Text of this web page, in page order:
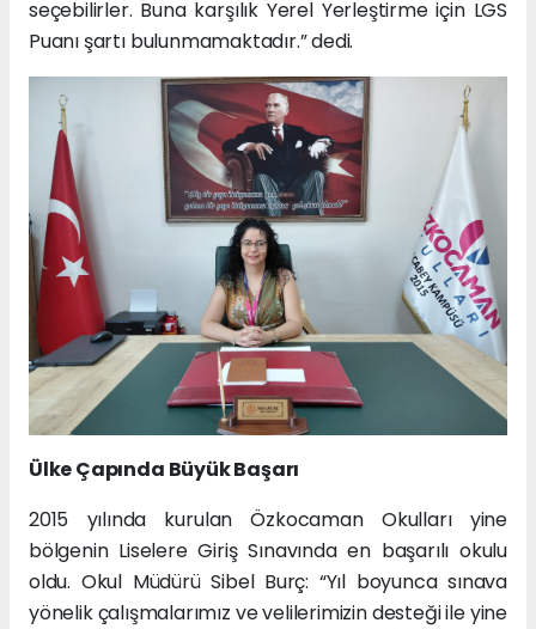
seçebilirler. Buna karşılık Yerel Yerleştirme için LGS
Puanı şartı bulunmamaktadır.” dedi.
Ülke Çapında Büyük Başarı
2015 yılında kurulan Özkocaman Okulları yine
bölgenin Liselere Giriş Sınavında en başarılı okulu
oldu. Okul Müdürü Sibel Burç: “Yıl boyunca sınava
yönelik çalışmalarımız ve velilerimizin desteği ile yine